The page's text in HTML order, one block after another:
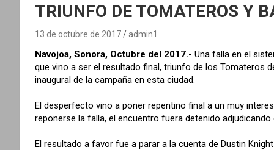
TRIUNFO DE TOMATEROS Y
13 de octubre de 2017 admin1
Navojoa, Sonora, Octubre del 2017.- Una falla en el
que vino a ser el resultado final, triunfo de los Tomateros
inaugural de la campaña en esta ciudad.
El desperfecto vino a poner repentino final a un muy
reponerse la falla, el encuentro fuera detenido
El resultado a favor fue a parar a la cuenta de Dustin